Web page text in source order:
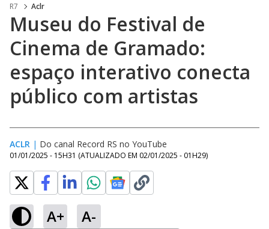
R7 Aclr
Museu do Festival de
Cinema de Gramado:
espaço interativo conecta
público com artistas
ACLR | Do canal Record RS no YouTube
01/01/2025 - 15H31 (ATUALIZADO EM 02/01/2025 - 01H29)
A+ A-